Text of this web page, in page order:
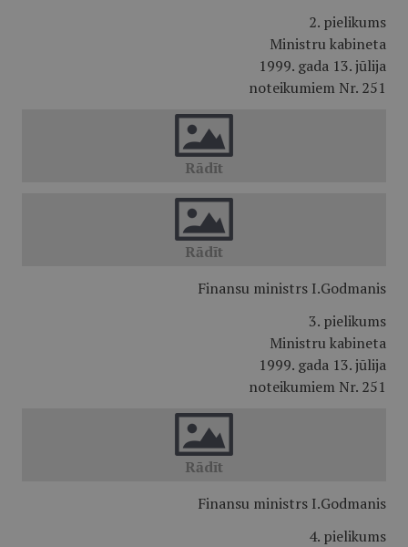
2. pielikums
Ministru kabineta
1999. gada 13. jūlija
noteikumiem Nr. 251
Finansu ministrs I.Godmanis
3. pielikums
Ministru kabineta
1999. gada 13. jūlija
noteikumiem Nr. 251
Finansu ministrs I.Godmanis
4. pielikums